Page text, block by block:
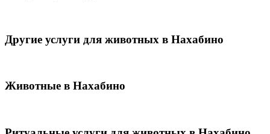
Другие услуги для животных в Нахабино
Животные в Нахабино